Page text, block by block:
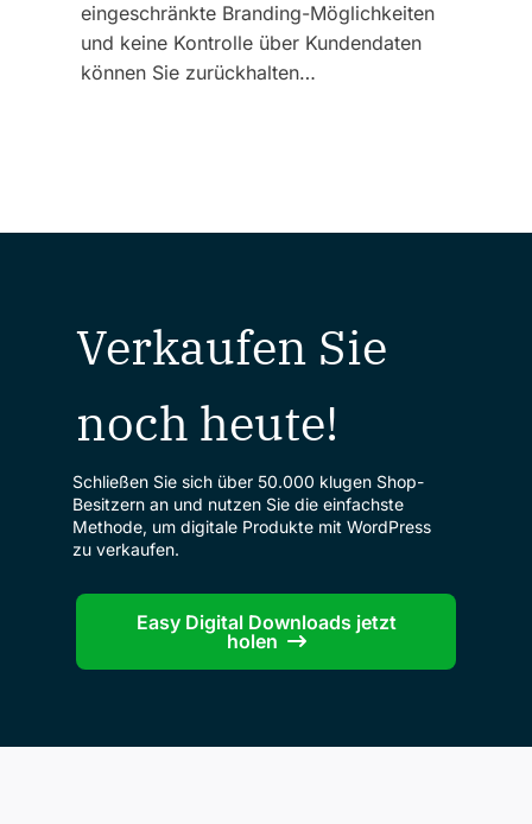
eingeschränkte Branding-Möglichkeiten
und keine Kontrolle über Kundendaten
können Sie zurückhalten…
Verkaufen Sie
noch heute!
Schließen Sie sich über 50.000 klugen Shop-
Besitzern an und nutzen Sie die einfachste
Methode, um digitale Produkte mit WordPress
zu verkaufen.
Easy Digital Downloads jetzt
holen